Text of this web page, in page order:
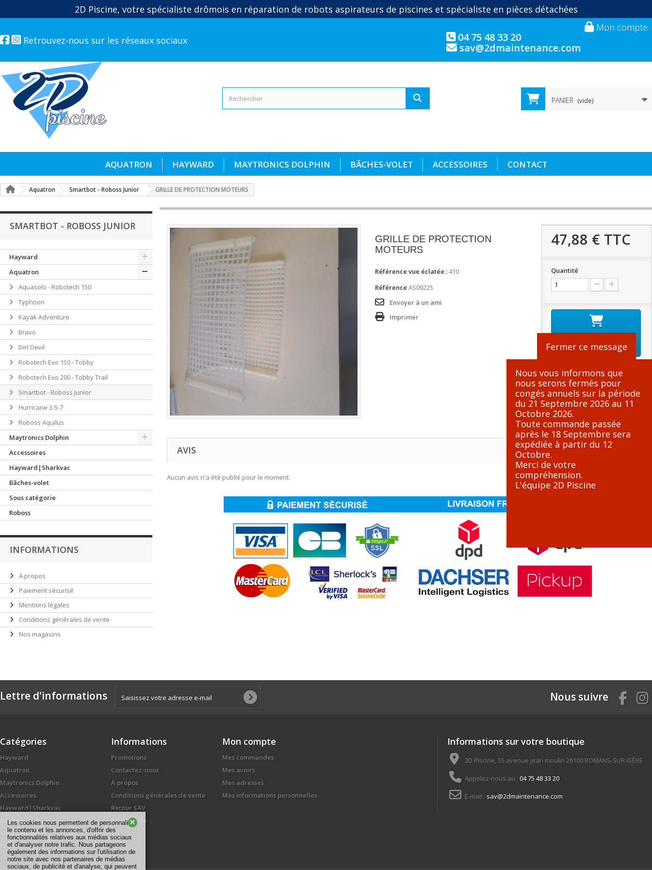
2D Piscine, votre spécialiste drômois en réparation de robots aspirateurs de piscines et spécialiste en pièces détachées
Mon compte
Retrouvez-nous sur les réseaux sociaux
04 75 48 33 20
sav@2dmaintenance.com
PANIER (vide)
AQUATRON HAYWARD MAYTRONICS DOLPHIN BÂCHES-VOLET ACCESSOIRES CONTACT
Aquatron Smartbot - Roboss Junior GRILLE DE PROTECTION MOTEURS
SMARTBOT - ROBOSS JUNIOR
Hayward
Aquatron
Aquasolo - Robotech 150
Typhoon
Kayak Adventure
Bravo
Dirt Devil
Robotech Evo 150 - Tobby
Robotech Evo 200 - Tobby Trail
Smartbot - Roboss Junior
Hurricane 3-5-7
Roboss Aquilus
Maytronics Dolphin
Accessoires
Hayward|Sharkvac
Bâches-volet
Sous catégorie
Roboss
INFORMATIONS
À propos
Paiement sécurisé
Mentions légales
Conditions générales de vente
Nos magasins
GRILLE DE PROTECTION
MOTEURS
Référence vue éclatée :410
Référence AS09225
Envoyer à un ami
Imprimer
47,88 € TTC
Quantité
Ajouter au panier
AVIS
Aucun avis n'a été publié pour le moment.
Lettre d'informations Nous suivre
Catégories
Hayward
Aquatron
Maytronics Dolphin
Accessoires
Hayward|Sharkvac
Bâches-volet
Sous catégorie
Roboss
Informations
Promotions
Contactez-nous
À propos
Conditions générales de vente
Retour SAV
Plan du site
Mon compte
Mes commandes
Mes avoirs
Mes adresses
Mes informations personnelles
Informations sur votre boutique
2D Piscine, 55 avenue jean moulin 26100 ROMANS-SUR-ISÈRE
Appelez-nous au : 04 75 48 33 20
E-mail : sav@2dmaintenance.com
Nous vous informons que
nous serons fermés pour
congés annuels sur la période
du 21 Septembre 2026 au 11
Octobre 2026.
Toute commande passée
après le 18 Septembre sera
expédiée à partir du 12
Octobre.
Merci de votre
compréhension.
L'équipe 2D Piscine
Fermer ce message
Les cookies nous permettent de personnaliser
le contenu et les annonces, d'offrir des
fonctionnalités relatives aux médias sociaux
et d'analyser notre trafic. Nous partageons
également des informations sur l'utilisation de
notre site avec nos partenaires de médias
sociaux, de publicité et d'analyse, qui peuvent
×